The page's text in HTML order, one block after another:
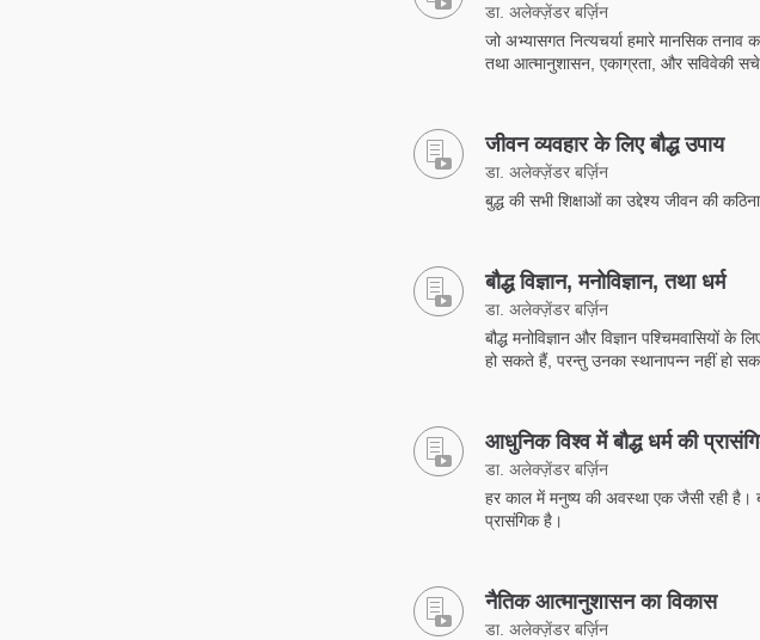
डा. अलेक्ज़ेंडर बर्ज़िन
जो अभ्यासगत नित्यचर्या हमारे मानसिक
तथा आत्मानुशासन, एकाग्रता, और सविवेकी
जीवन व्यवहार के लिए बौद्ध उपाय
डा. अलेक्ज़ेंडर बर्ज़िन
बुद्ध की सभी शिक्षाओं का उद्देश्य जीवन की
बौद्ध विज्ञान, मनोविज्ञान, तथा धर्म
डा. अलेक्ज़ेंडर बर्ज़िन
बौद्ध मनोविज्ञान और विज्ञान पश्चिमवासियों
हो सकते हैं, परन्तु उनका स्थानापन्न नहीं हो
आधुनिक विश्व में बौद्ध धर्म की
डा. अलेक्ज़ेंडर बर्ज़िन
हर काल में मनुष्य की अवस्था एक जैसी रही
प्रासंगिक है।
नैतिक आत्मानुशासन का विकास
डा. अलेक्ज़ेंडर बर्ज़िन